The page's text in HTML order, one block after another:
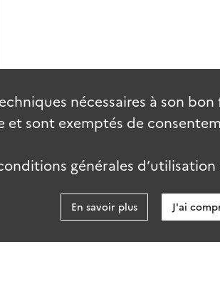
nécessaires à son
et sont exemptés de
générales d’utilisation
En savoir plus J'ai